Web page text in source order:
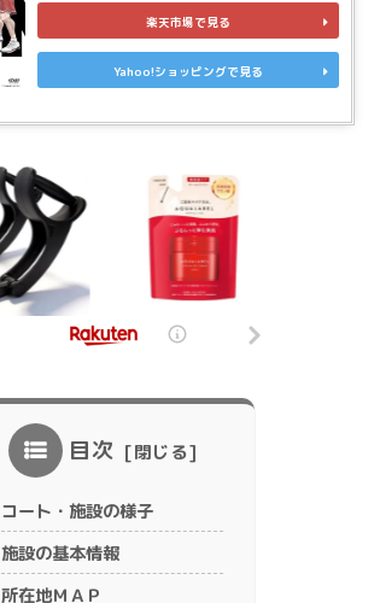
楽天市場で見る
Yahoo!ショッピングで見る
目次
コート・施設の様子
施設の基本情報
所在地ＭＡＰ